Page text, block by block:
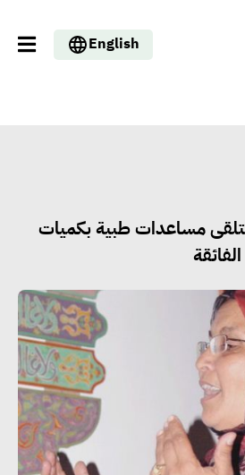
English
تتلقى مساعدات طبية بكميات